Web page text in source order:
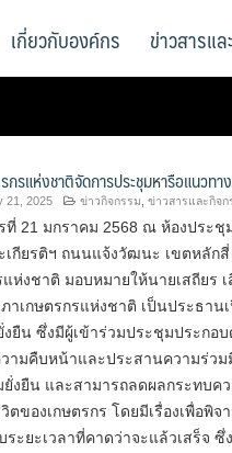
เกี่ยวกับองค์กร ข่าวสารแ
กรแห่งชาติจัดการประชุมหารือแนวท
21, 2025 ข่าวกิจกรรม ข่าวสารและกิจก
ที่ 21 มกราคม 2568 ณ ห้องประ
เกียรติฯ ถนนแจ้งวัฒนะ เขตหลัก
แห่งชาติ มอบหมายให้นายเสถียร
าเกษตรกรแห่งชาติ เป็นประธา
งยืน ซึ่งมีผู้เข้าร่วมประชุมประก
ามคืบหน้าและประสานความร่ว
ยั่งยืน และสามารถลดผลกระทบ
ตของเกษตรกร โดยมีเรื่องเพื่อพิ
ระยะเวลาที่คาดว่าจะแล้วเสร็จ